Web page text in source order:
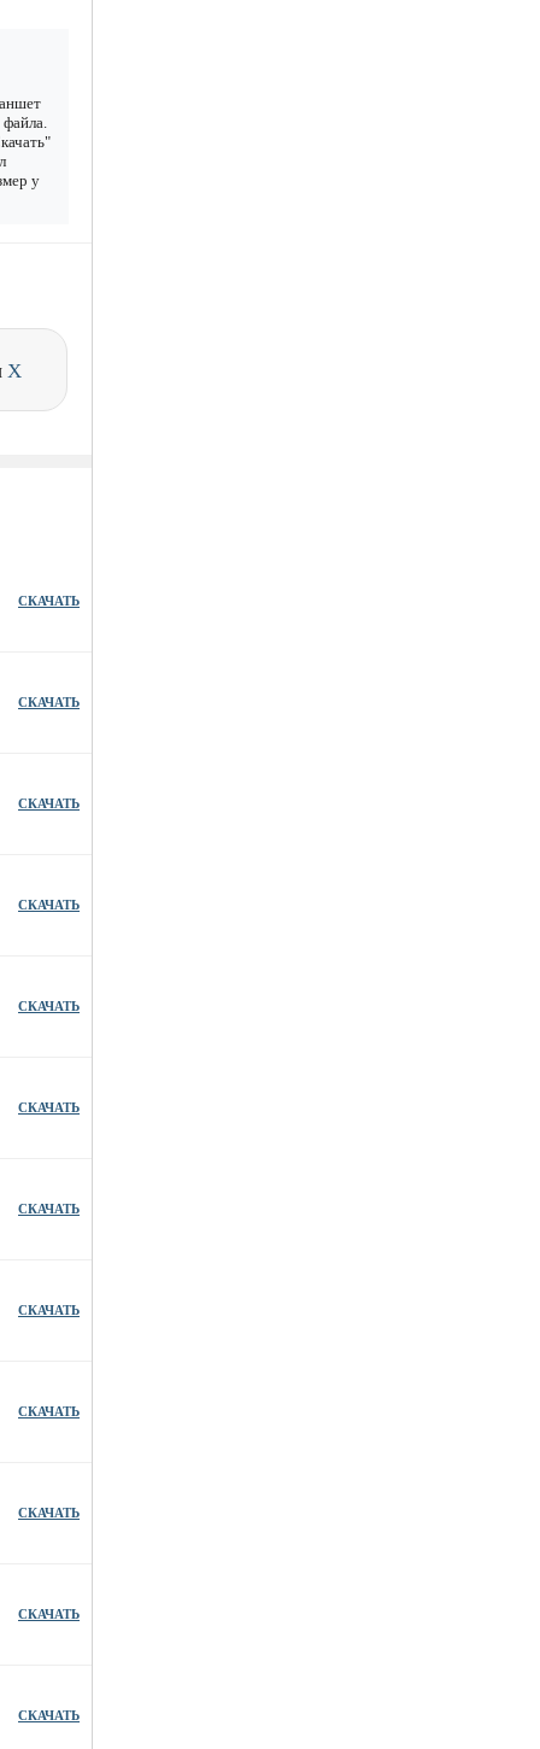
файла.
у
X
СКАЧАТЬ
СКАЧАТЬ
СКАЧАТЬ
СКАЧАТЬ
СКАЧАТЬ
СКАЧАТЬ
СКАЧАТЬ
СКАЧАТЬ
СКАЧАТЬ
СКАЧАТЬ
СКАЧАТЬ
СКАЧАТЬ